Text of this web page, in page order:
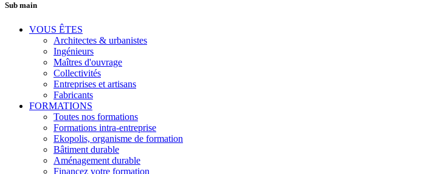
Sub main
VOUS ÊTES
Architectes & urbanistes
Ingénieurs
Maîtres d'ouvrage
Collectivités
Entreprises et artisans
Fabricants
FORMATIONS
Toutes nos formations
Formations intra-entreprise
Ekopolis, organisme de formation
Bâtiment durable
Aménagement durable
Financez votre formation